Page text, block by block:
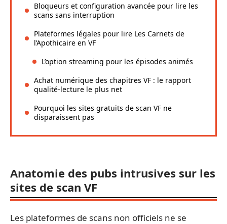
Bloqueurs et configuration avancée pour lire les
scans sans interruption
Plateformes légales pour lire Les Carnets de
l’Apothicaire en VF
L’option streaming pour les épisodes animés
Achat numérique des chapitres VF : le rapport
qualité-lecture le plus net
Pourquoi les sites gratuits de scan VF ne
disparaissent pas
Anatomie des pubs intrusives sur les
sites de scan VF
Les plateformes de scans non officiels ne se